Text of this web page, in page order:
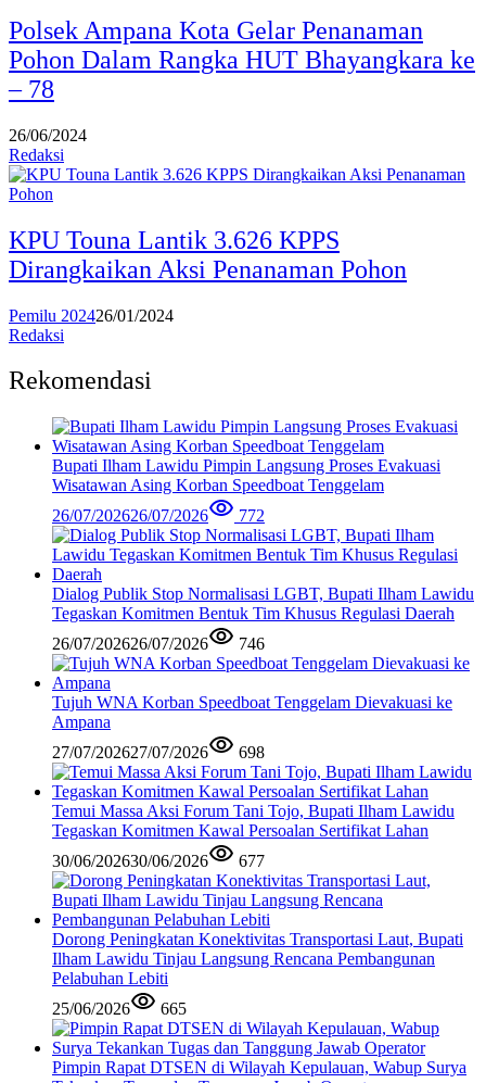
Polsek Ampana Kota Gelar Penanaman
Pohon Dalam Rangka HUT Bhayangkara ke
– 78
26/06/2024
Redaksi
KPU Touna Lantik 3.626 KPPS
Dirangkaikan Aksi Penanaman Pohon
Pemilu 202426/01/2024
Redaksi
Rekomendasi
Bupati Ilham Lawidu Pimpin Langsung Proses Evakuasi
Wisatawan Asing Korban Speedboat Tenggelam
26/07/202626/07/2026 772
Dialog Publik Stop Normalisasi LGBT, Bupati Ilham Lawidu
Tegaskan Komitmen Bentuk Tim Khusus Regulasi Daerah
26/07/202626/07/2026 746
Tujuh WNA Korban Speedboat Tenggelam Dievakuasi ke
Ampana
27/07/202627/07/2026 698
Temui Massa Aksi Forum Tani Tojo, Bupati Ilham Lawidu
Tegaskan Komitmen Kawal Persoalan Sertifikat Lahan
30/06/202630/06/2026 677
Dorong Peningkatan Konektivitas Transportasi Laut, Bupati
Ilham Lawidu Tinjau Langsung Rencana Pembangunan
Pelabuhan Lebiti
25/06/2026
665
Pimpin Rapat DTSEN di Wilayah Kepulauan, Wabup Surya